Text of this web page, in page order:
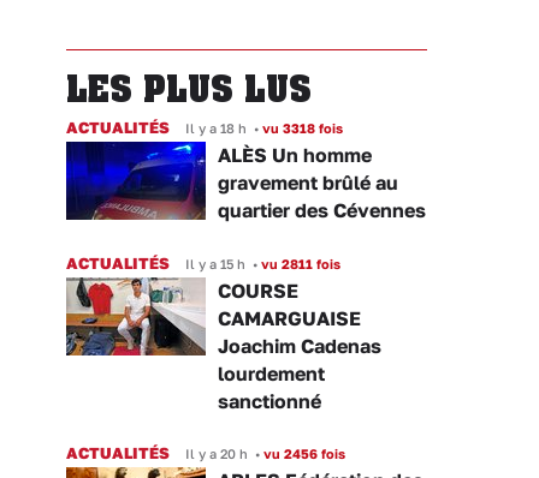
LES PLUS LUS
ACTUALITÉS Il y a 18 h • vu 3318 fois
ALÈS Un homme
gravement brûlé au
quartier des Cévennes
ACTUALITÉS Il y a 15 h • vu 2811 fois
COURSE
CAMARGUAISE
Joachim Cadenas
lourdement
sanctionné
ACTUALITÉS Il y a 20 h • vu 2456 fois